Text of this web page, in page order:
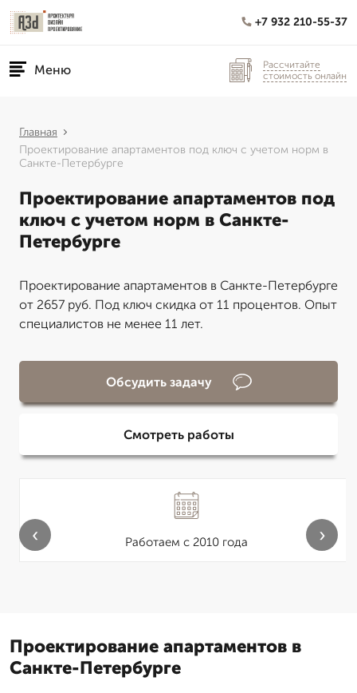
+7 932 210-55-37
Меню
Рассчитайте
стоимость онлайн
Главная
Проектирование апартаментов под ключ с учетом норм в
Санкте-Петербурге
Проектирование апартаментов под
ключ с учетом норм в Санкте-
Петербурге
Проектирование апартаментов в Санкте-Петербурге
от 2657 руб. Под ключ скидка от 11 процентов. Опыт
специалистов не менее 11 лет.
Обсудить задачу
Смотреть работы
Работаем с 2010 года
‹ ›
Проектирование апартаментов в
Санкте-Петербурге